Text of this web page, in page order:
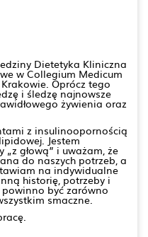
Dietetyka Kliniczna
w Collegium Medicum
Oprócz tego
i śledzę najnowsze
żywienia oraz
z insulinoopornością
Jestem
głową” i uważam, że
do naszych potrzeb, a
na indywidualne
historię, potrzeby i
powinno być zarówno
smaczne.